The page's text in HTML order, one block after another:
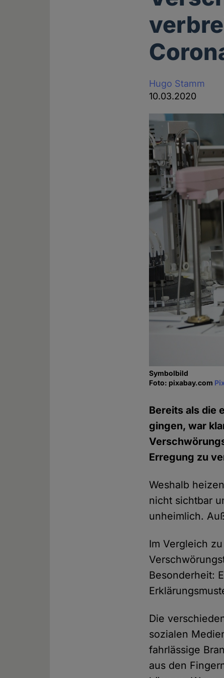
Hugo Stamm
10.03.2020
Symbolbild
Foto: pixabay.com
Bereits als die
gingen, war
Erregung zu
Weshalb
nicht sichtbar
unheimlich.
Im Vergleich
Besonderheit:
Die
sozialen
fahrlässige
aus den